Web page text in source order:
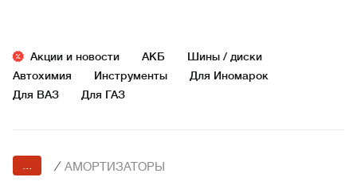
Акции и новости АКБ
Шины / диски
Автохимия
Инструменты
Для Иномарок
Для ВАЗ
Для ГАЗ
... / АМОРТИЗАТОРЫ